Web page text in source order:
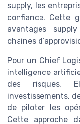
supply, les
confiance. Cette
avantages
chaines
Pour un Chief
intelligence
des risques.
investissements,
de piloter les
Cette approche